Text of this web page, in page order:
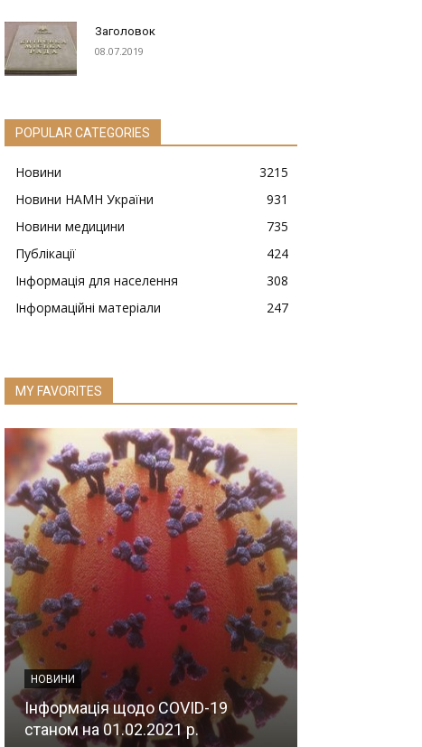
Заголовок
08.07.2019
POPULAR CATEGORIES
Новини
3215
Новини НАМН України
931
Новини медицини
735
Публікації
424
Інформація для населення
308
Інформаційні матеріали
247
MY FAVORITES
НОВИНИ
Інформація щодо COVID-19
станом на 01.02.2021 р.